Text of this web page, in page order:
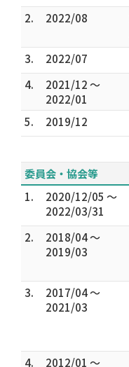
2.
2022/08
3.
2022/07
4.
2021/12 ～
2022/01
5. 2019/12
委員会・協会等
1.
2020/12/05 ～
2022/03/31
2.
2018/04 ～
2019/03
3.
2017/04 ～
2021/03
4.
2012/01 ～